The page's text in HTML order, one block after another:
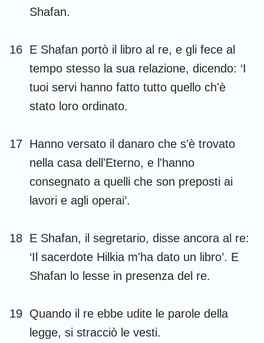
Shafan.
16 E Shafan portò il libro al re, e gli fece al
tempo stesso la sua relazione, dicendo: ‘I
tuoi servi hanno fatto tutto quello ch'è
stato loro ordinato.
17 Hanno versato il danaro che s'è trovato
nella casa dell'Eterno, e l'hanno
consegnato a quelli che son preposti ai
lavori e agli operai’.
18 E Shafan, il segretario, disse ancora al re:
‘Il sacerdote Hilkia m'ha dato un libro’. E
Shafan lo lesse in presenza del re.
19 Quando il re ebbe udite le parole della
legge, si stracciò le vesti.